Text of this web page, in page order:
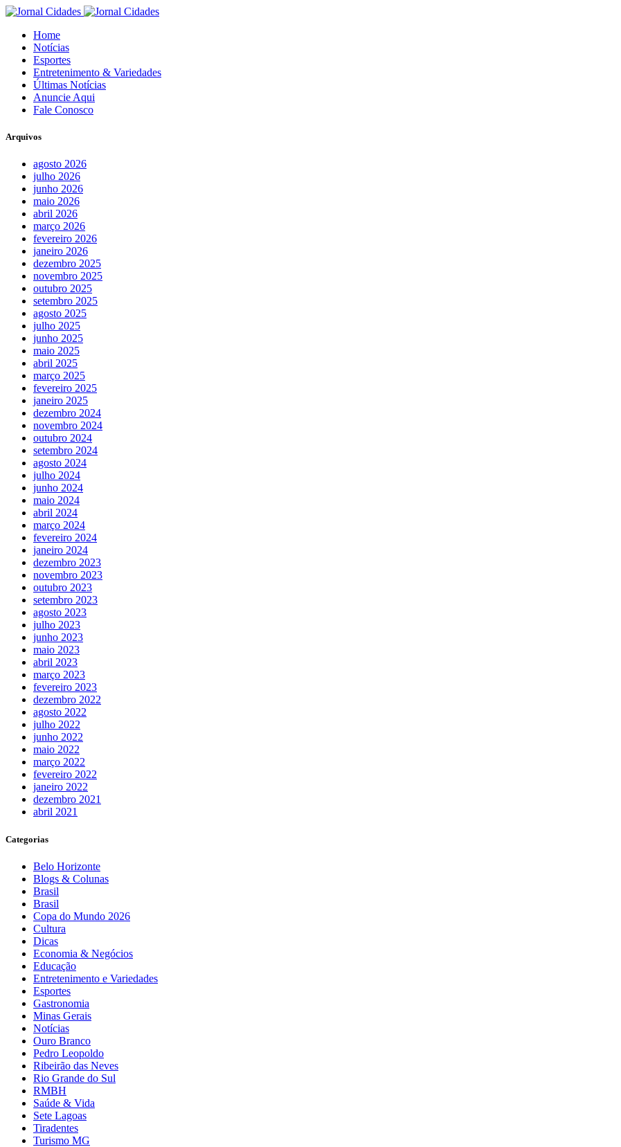
Home
Notícias
Esportes
Entretenimento & Variedades
Últimas Notícias
Anuncie Aqui
Fale Conosco
Arquivos
agosto 2026
julho 2026
junho 2026
maio 2026
abril 2026
março 2026
fevereiro 2026
janeiro 2026
dezembro 2025
novembro 2025
outubro 2025
setembro 2025
agosto 2025
julho 2025
junho 2025
maio 2025
abril 2025
março 2025
fevereiro 2025
janeiro 2025
dezembro 2024
novembro 2024
outubro 2024
setembro 2024
agosto 2024
julho 2024
junho 2024
maio 2024
abril 2024
março 2024
fevereiro 2024
janeiro 2024
dezembro 2023
novembro 2023
outubro 2023
setembro 2023
agosto 2023
julho 2023
junho 2023
maio 2023
abril 2023
março 2023
fevereiro 2023
dezembro 2022
agosto 2022
julho 2022
junho 2022
maio 2022
março 2022
fevereiro 2022
janeiro 2022
dezembro 2021
abril 2021
Categorias
Belo Horizonte
Blogs & Colunas
Brasil
Brasil
Copa do Mundo 2026
Cultura
Dicas
Economia & Negócios
Educação
Entretenimento e Variedades
Esportes
Gastronomia
Minas Gerais
Notícias
Ouro Branco
Pedro Leopoldo
Ribeirão das Neves
Rio Grande do Sul
RMBH
Saúde & Vida
Sete Lagoas
Tiradentes
Turismo MG